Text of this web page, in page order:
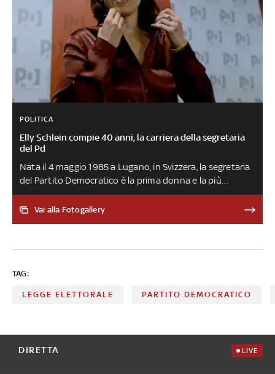
POLITICA
Elly Schlein compie 40 anni, la carriera della segretaria
del Pd
Nata il 4 maggio 1985 a Lugano, in Svizzera, la segretaria
del Partito Democratico è la prima donna e la più
giovane politica a guidare il partito. Dopo la laurea in
Giurisprudenza a Bologna, si dedica all'attivismo
Emilia-Romagna nel 2020, dove viene nominata
giovani e Patto per il Clima. Nel 2023 vince le primarie del
Vai alla Fotogallery
TAG:
LEGGE ELETTORALE PARTITO DEMOCRATICO
DIRETTA LIVE